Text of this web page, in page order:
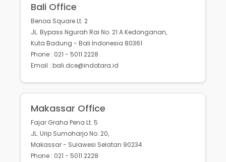
Bali Office
Benoa Square Lt. 2
JL. Bypass Ngurah Rai No. 21 A Kedonganan,
Kuta Badung - Bali Indonesia 80361
Phone : 021 - 5011 2228
Email : bali.dce@indotara.id
Makassar Office
Fajar Graha Pena Lt. 5
JL. Urip Sumoharjo No. 20,
Makassar - Sulawesi Selatan 90234
Phone : 021 - 5011 2228